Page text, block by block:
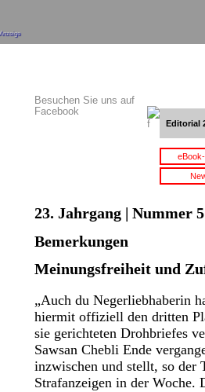
Anzeige
Besuchen Sie uns auf
Facebook
Editorial
23. Jahrgang | Nummer
Bemerkungen
Meinungsfreiheit und
„Auch du Negerliebhaberin
hiermit offiziell den dritten
sie gerichteten Drohbriefes
Sawsan Chebli Ende
inzwischen und stellt, so der
Strafanzeigen in der Woche.